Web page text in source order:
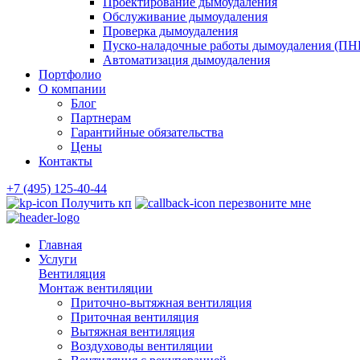
Обслуживание дымоудаления
Проверка дымоудаления
Пуско-наладочные работы дымоудаления
Автоматизация дымоудаления
Портфолио
О компании
Блог
Партнерам
Гарантийные обязательства
Цены
Контакты
+7 (495) 125-40-44
Получить кп
перезвоните мне
Главная
Услуги
Вентиляция
Монтаж вентиляции
Приточно-вытяжная вентиляция
Приточная вентиляция
Вытяжная вентиляция
Воздуховоды вентиляции